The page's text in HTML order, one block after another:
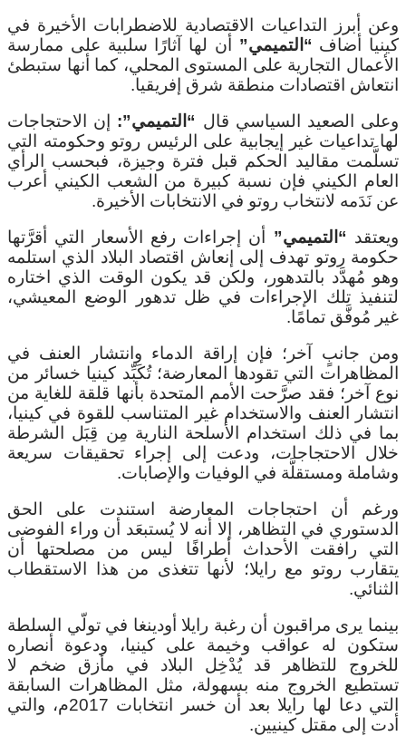
وعن أبرز التداعيات الاقتصادية للاضطرابات الأخيرة في
كينيا أضاف “التميمي”أن لها آثارًا سلبية على ممارسة
الأعمال التجارية على المستوى المحلي، كما أنها ستبطئ
انتعاش اقتصادات منطقة شرق إفريقيا.
وعلى الصعيد السياسي قال “التميمي”: إن الاحتجاجات
لها تداعيات غير إيجابية على الرئيس روتو وحكومته التي
تسلَّمت مقاليد الحكم قبل فترة وجيزة، فبحسب الرأي
العام الكيني فإن نسبة كبيرة من الشعب الكيني أعرب
عن نَدَمه لانتخاب روتو في الانتخابات الأخيرة.
ويعتقد “التميمي”أن إجراءات رفع الأسعار التي أقرَّتها
حكومة روتو تهدف إلى إنعاش اقتصاد البلاد الذي استلمه
وهو مُهدَّد بالتدهور، ولكن قد يكون الوقت الذي اختاره
لتنفيذ تلك الإجراءات في ظل تدهور الوضع المعيشي،
غير مُوفَّق تمامًا.
ومن جانبٍ آخر؛ فإن إراقة الدماء وانتشار العنف في
المظاهرات التي تقودها المعارضة؛ تُكَبِّد كينيا خسائر من
نوع آخر؛ فقد صرَّحت الأمم المتحدة بأنها قلقة للغاية من
انتشار العنف والاستخدام غير المتناسب للقوة في كينيا،
بما في ذلك استخدام الأسلحة النارية مِن قِبَل الشرطة
خلال الاحتجاجات، ودعت إلى إجراء تحقيقات سريعة
وشاملة ومستقلَّة في الوفيات والإصابات.
ورغم أن احتجاجات المعارضة استندت على الحق
الدستوري في التظاهر، إلا أنه لا يُستبعَد أن وراء الفوضى
التي رافقت الأحداث أطرافًا ليس من مصلحتها أن
يتقارب روتو مع رايلا؛ لأنها تتغذى من هذا الاستقطاب
الثنائي.
بينما يرى مراقبون أن رغبة رايلا أودينغا في تولّي السلطة
ستكون له عواقب وخيمة على كينيا، ودعوة أنصاره
للخروج للتظاهر قد يُدْخِل البلاد في مأزق ضخم لا
تستطيع الخروج منه بسهولة، مثل المظاهرات السابقة
التي دعا لها رايلا بعد أن خسر انتخابات 2017م، والتي
أدت إلى مقتل كينيين.